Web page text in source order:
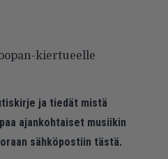
kiertueelle
ja tiedät mistä
ajankohtaiset musiikin
sähköpostiin tästä.